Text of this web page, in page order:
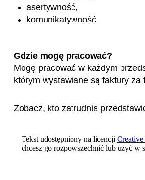
asertywność,
komunikatywność.
Gdzie mogę pracować?
Mogę pracować w każdym
którym wystawiane są faktury za
Zobacz, kto zatrudnia
Tekst udostępniony na licencji
chcesz go rozpowszechnić lub użyć w